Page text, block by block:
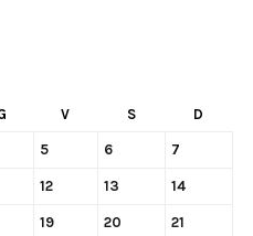
V S D
5 6 7
12 13 14
19 20 21